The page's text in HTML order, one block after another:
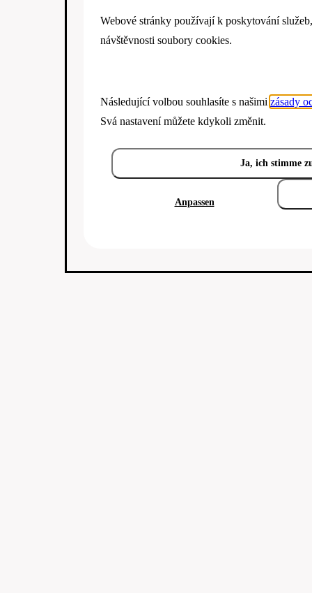
Webové stránky používají k poskytování
návštěvnosti soubory cookies.
Následující volbou souhlasíte s našimi zásady
Svá nastavení můžete kdykoli změnit.
Ja, ich stimme
Anpassen